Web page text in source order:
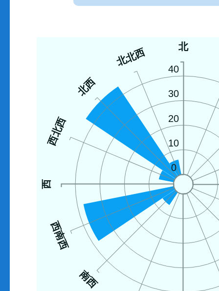
北
南西
西南西
西
西北西
北西
北北西
0
10
20
30
40